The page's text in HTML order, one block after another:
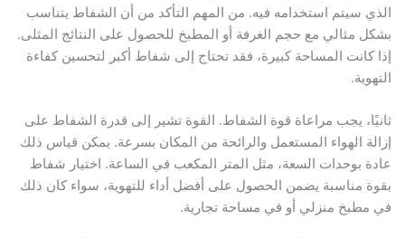
سيتم استخدامه فيه. من المهم التأكد من أن الشفاط يتناسب
مثالي مع حجم الغرفة أو المطبخ للحصول على النتائج المثلى.
المساحة كبيرة، فقد تحتاج إلى شفاط أكبر لتحسين كفاءة
يجب مراعاة قوة الشفاط. القوة تشير إلى قدرة الشفاط على
الهواء المستعمل والرائحة من المكان بسرعة. يمكن قياس ذلك
بوحدات السعة، مثل المتر المكعب في الساعة. اختيار شفاط
مناسبة يضمن الحصول على أفضل أداء للتهوية، سواء كان ذلك
منزلي أو في مساحة تجارية.